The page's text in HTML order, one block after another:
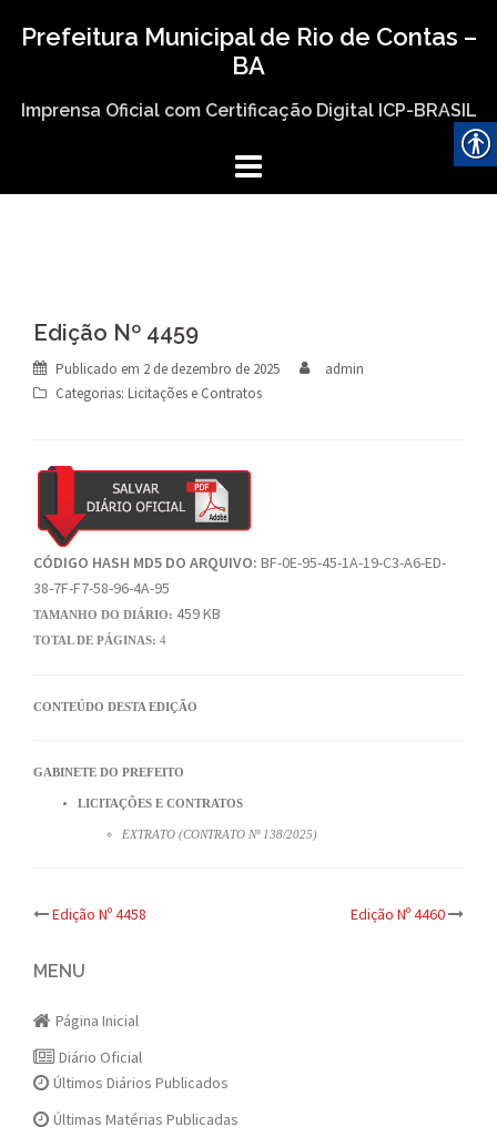
Prefeitura Municipal de Rio de Contas –
BA
Imprensa Oficial com Certificação Digital ICP-BRASIL
Edição Nº 4459
Publicado em 2 de dezembro de 2025
admin
Categorias: Licitações e Contratos
CÓDIGO HASH MD5 DO ARQUIVO: BF-0E-95-45-1A-19-C3-A6-ED-
38-7F-F7-58-96-4A-95
TAMANHO DO DIÁRIO: 459 KB
TOTAL DE PÁGINAS: 4
CONTEÚDO DESTA EDIÇÃO
GABINETE DO PREFEITO
LICITAÇÕES E CONTRATOS
EXTRATO (CONTRATO Nº 138/2025)
Post
navigation
Edição Nº 4458 Edição Nº 4460
MENU
Página Inicial
Diário Oficial
Últimos Diários Publicados
Últimas Matérias Publicadas